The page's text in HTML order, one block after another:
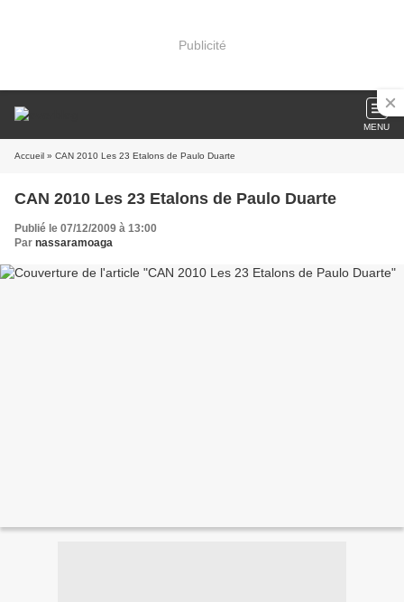
Publicité
MENU
Accueil » CAN 2010 Les 23 Etalons de Paulo Duarte
CAN 2010 Les 23 Etalons de Paulo Duarte
Publié le 07/12/2009 à 13:00
Par nassaramoaga